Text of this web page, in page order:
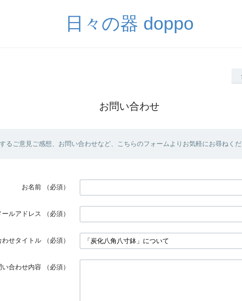
日々の器 doppo
お問い合わせ
るご意見ご感想、お問い合わせなど、こちらのフォームよりお気軽にお尋ねくだ
お名前 （必須）
ールアドレス （必須）
わせタイトル （必須）
い合わせ内容 （必須）